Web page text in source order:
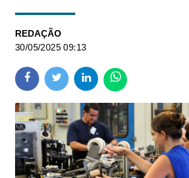
REDAÇÃO
30/05/2025 09:13